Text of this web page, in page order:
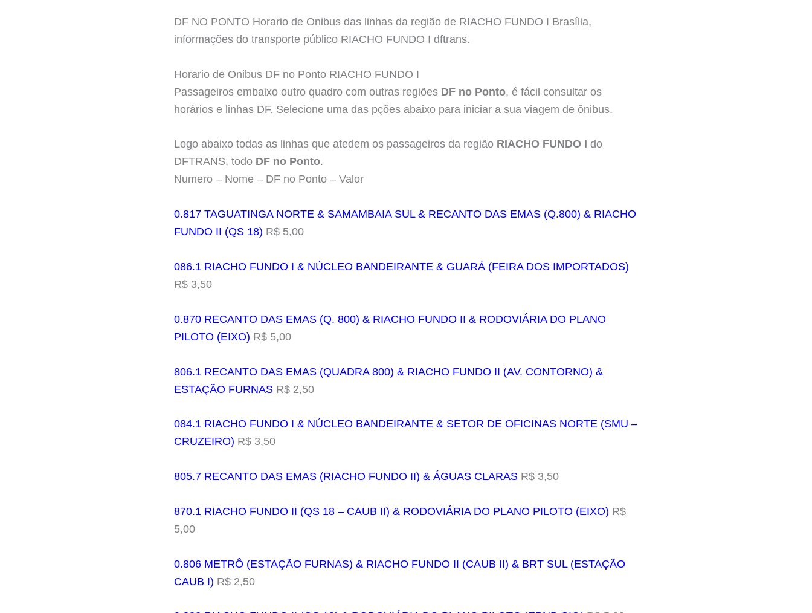
DF NO PONTO Horario de Onibus das linhas da região de RIACHO FUNDO I Brasília,
informações do transporte público RIACHO FUNDO I dftrans.
Horario de Onibus DF no Ponto RIACHO FUNDO I
Passageiros embaixo outro quadro com outras regiões DF no Ponto, é fácil consultar os
horários e linhas DF. Selecione uma das pções abaixo para iniciar a sua viagem de ônibus.
Logo abaixo todas as linhas que atedem os passageiros da região RIACHO FUNDO I do
DFTRANS, todo DF no Ponto.
Numero – Nome – DF no Ponto – Valor
0.817 TAGUATINGA NORTE & SAMAMBAIA SUL & RECANTO DAS EMAS (Q.800) & RIACHO
FUNDO II (QS 18) R$ 5,00
086.1 RIACHO FUNDO I & NÚCLEO BANDEIRANTE & GUARÁ (FEIRA DOS IMPORTADOS)
R$ 3,50
0.870 RECANTO DAS EMAS (Q. 800) & RIACHO FUNDO II & RODOVIÁRIA DO PLANO
PILOTO (EIXO) R$ 5,00
806.1 RECANTO DAS EMAS (QUADRA 800) & RIACHO FUNDO II (AV. CONTORNO) &
ESTAÇÃO FURNAS R$ 2,50
084.1 RIACHO FUNDO I & NÚCLEO BANDEIRANTE & SETOR DE OFICINAS NORTE (SMU –
CRUZEIRO) R$ 3,50
805.7 RECANTO DAS EMAS (RIACHO FUNDO II) & ÁGUAS CLARAS R$ 3,50
870.1 RIACHO FUNDO II (QS 18 – CAUB II) & RODOVIÁRIA DO PLANO PILOTO (EIXO) R$
5,00
0.806 METRÔ (ESTAÇÃO FURNAS) & RIACHO FUNDO II (CAUB II) & BRT SUL (ESTAÇÃO
CAUB I) R$ 2,50